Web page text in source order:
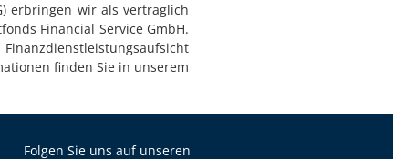
erbringen wir als vertraglich
Financial Service GmbH.
finden Sie in unserem
Folgen Sie uns auf unseren